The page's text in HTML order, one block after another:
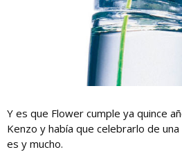
Y es que Flower cumple ya quince
Kenzo y había que celebrarlo de
es y mucho.